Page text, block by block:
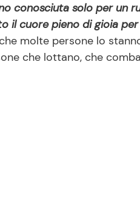
conosciuta solo per un
il cuore pieno di gioia
molte persone lo
che lottano, che